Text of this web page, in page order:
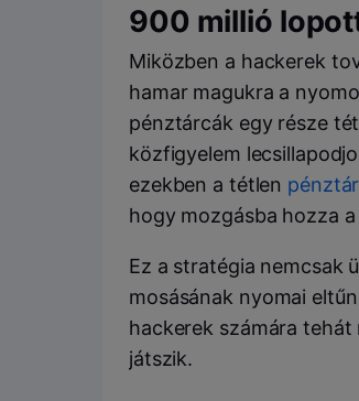
900 millió
Miközben a hackerek
hamar magukra a
pénztárcák egy része
közfigyelem
ezekben a tétlen
hogy mozgásba hozza
Ez a stratégia nemcsak
mosásának nyomai
hackerek számára
játszik.